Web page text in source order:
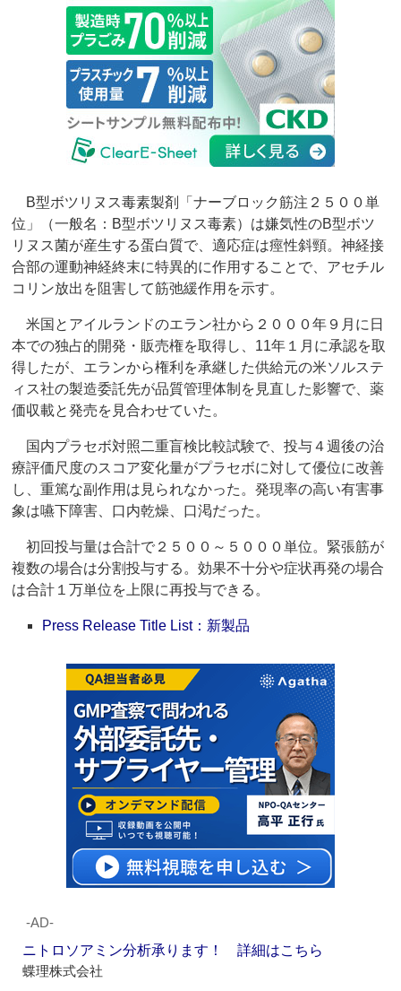
B型ボツリヌス毒素製剤「ナーブロック筋注２５００単
位」（一般名：B型ボツリヌス毒素）は嫌気性のB型ボツ
リヌス菌が産生する蛋白質で、適応症は痙性斜頸。神経接
合部の運動神経終末に特異的に作用することで、アセチル
コリン放出を阻害して筋弛緩作用を示す。
米国とアイルランドのエラン社から２０００年９月に日
本での独占的開発・販売権を取得し、11年１月に承認を取
得したが、エランから権利を承継した供給元の米ソルステ
ィス社の製造委託先が品質管理体制を見直した影響で、薬
価収載と発売を見合わせていた。
国内プラセボ対照二重盲検比較試験で、投与４週後の治
療評価尺度のスコア変化量がプラセボに対して優位に改善
し、重篤な副作用は見られなかった。発現率の高い有害事
象は嚥下障害、口内乾燥、口渇だった。
初回投与量は合計で２５００～５０００単位。緊張筋が
複数の場合は分割投与する。効果不十分や症状再発の場合
は合計１万単位を上限に再投与できる。
Press Release Title List：新製品
‐AD‐
ニトロソアミン分析承ります！ 詳細はこちら
蝶理株式会社